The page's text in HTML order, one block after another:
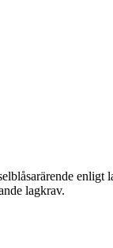
enligt
lagkrav.